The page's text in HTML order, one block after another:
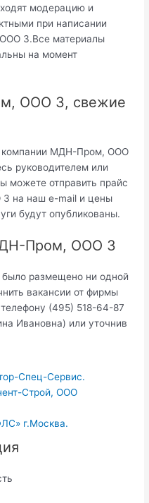
модерацию и
при написании
3.Все материалы
на момент
ООО 3, свежие
компании МДН-Пром, ООО
руководителем или
можете отправить прайс
на наш e-mail и цены
будут опубликованы.
Пром, ООО 3
размещено ни одной
вакансии от фирмы
(495) 518-64-87
Ивановна) или уточнив
Спец-Сервис.
Строй, ООО
г.Москва.